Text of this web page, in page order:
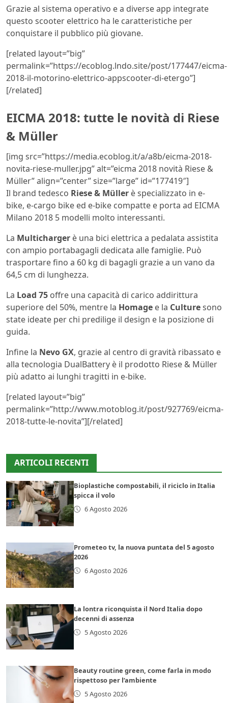
Grazie al sistema operativo e a diverse app integrate
questo scooter elettrico ha le caratteristiche per
conquistare il pubblico più giovane.
[related layout=”big”
permalink=”https://ecoblog.lndo.site/post/177447/eicma-
2018-il-motorino-elettrico-appscooter-di-etergo”]
[/related]
EICMA 2018: tutte le novità di Riese
& Müller
[img src=”https://media.ecoblog.it/a/a8b/eicma-2018-
novita-riese-muller.jpg” alt=”eicma 2018 novità Riese &
Müller” align=”center” size=”large” id=”177419″]
Il brand tedesco Riese & Müller è specializzato in e-
bike, e-cargo bike ed e-bike compatte e porta ad EICMA
Milano 2018 5 modelli molto interessanti.
La Multicharger è una bici elettrica a pedalata assistita
con ampio portabagagli dedicata alle famiglie. Può
trasportare fino a 60 kg di bagagli grazie a un vano da
64,5 cm di lunghezza.
La Load 75 offre una capacità di carico addirittura
superiore del 50%, mentre la Homage e la Culturesono
state ideate per chi predilige il design e la posizione di
guida.
Infine la Nevo GX, grazie al centro di gravità ribassato e
alla tecnologia DualBattery è il prodotto Riese & Müller
più adatto ai lunghi tragitti in e-bike.
[related layout=”big”
permalink=”http://www.motoblog.it/post/927769/eicma-
2018-tutte-le-novita”][/related]
ARTICOLI RECENTI
Bioplastiche compostabili, il riciclo in Italia
spicca il volo
6 Agosto 2026
Prometeo tv, la nuova puntata del 5 agosto
2026
6 Agosto 2026
La lontra riconquista il Nord Italia dopo
decenni di assenza
5 Agosto 2026
Beauty routine green, come farla in modo
rispettoso per l’ambiente
5 Agosto 2026